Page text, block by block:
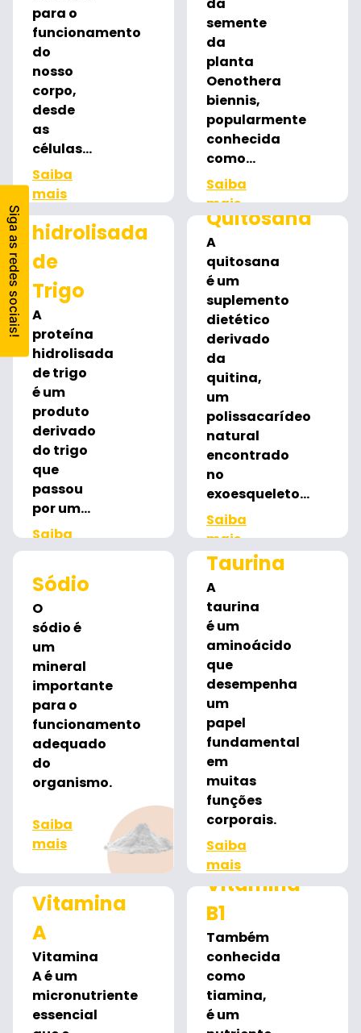
para o
funcionamento
do
nosso
corpo,
desde
as
células...
Saiba
mais
semente
da
planta
Oenothera
biennis,
popularmente
conhecida
como...
Saiba
mais
Proteína
hidrolisada
de
Trigo
A
proteína
hidrolisada
de trigo
é um
produto
derivado
do trigo
que
passou
por um...
Saiba
mais
Quitosana
A
quitosana
é um
suplemento
dietético
derivado
da
quitina,
um
polissacarídeo
natural
encontrado
no
exoesqueleto...
Saiba
mais
Sódio
O
sódio é
um
mineral
importante
para o
funcionamento
adequado
do
organismo.
Saiba
mais
Taurina
A
taurina
é um
aminoácido
que
desempenha
um
papel
fundamental
em
muitas
funções
corporais.
Saiba
mais
Vitamina
A
Vitamina
A é um
micronutriente
essencial
Vitamina
B1
Também
conhecida
como
tiamina,
é um